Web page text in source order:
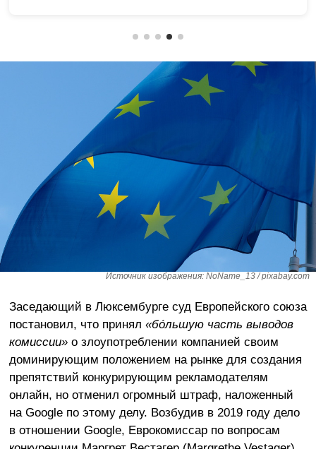
Источник изображения: NoName_13 / pixabay.com
Заседающий в Люксембурге суд Европейского союза
постановил, что принял «бо́льшую часть выводов
комиссии»о злоупотреблении компанией своим
доминирующим положением на рынке для создания
препятствий конкурирующим рекламодателям
онлайн, но отменил огромный штраф, наложенный
на Google по этому делу. Возбудив в 2019 году дело
в отношении Google, Еврокомиссар по вопросам